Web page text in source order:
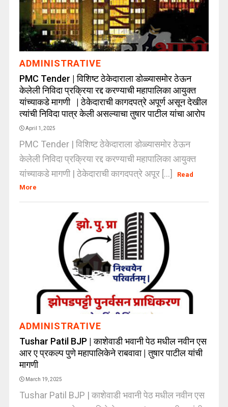
ADMINISTRATIVE
PMC Tender | विशिष्ट ठेकेदाराला डोळ्यासमोर ठेऊन
केलेली निविदा प्रक्रिया रद्द करण्याची महापालिका आयुक्त
यांच्याकडे मागणी | ठेकेदाराची कागदपत्रे अपूर्ण असून देखील
त्यांची निविदा पात्र केली असल्याचा तुषार पाटील यांचा आरोप
April 1, 2025
PMC Tender | विशिष्ट ठेकेदाराला डोळ्यासमोर ठेऊन
केलेली निविदा प्रक्रिया रद्द करण्याची महापालिका आयुक्त
यांच्याकडे मागणी | ठेकेदाराची कागदपत्रे अपूर [...]
Read
More
ADMINISTRATIVE
Tushar Patil BJP | काशेवाडी भवानी पेठ मधील नवीन एस
आर ए प्रकल्प पुणे महापालिकेने राबवावा | तुषार पाटील यांची
मागणी
March 19, 2025
Tushar Patil BJP | काशेवाडी भवानी पेठ मधील नवीन एस